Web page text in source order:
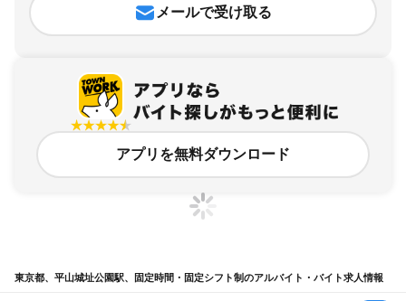
メールで受け取る
アプリを無料ダウンロード
東京都、平山城址公園駅、固定時間・固定シフト制のアルバイト・バイト求人情報